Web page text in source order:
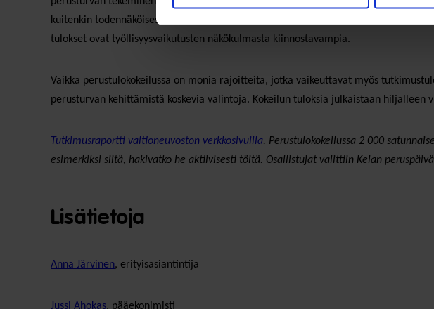
kuitenkin todennäköisesti edistää myös työllistymistä. Perustulon saaminen
tulokset ovat työllisyysvaikutusten näkökulmasta kiinnostavampia.
Vaikka perustulokokeilussa on monia rajoitteita, jotka vaikeuttavat myös
perusturvan kehittämistä koskevia valintoja. Kokeilun tuloksia julkaistaan
Tutkimusraportti valtioneuvoston verkkosivuilla. Perustulokokeilussa 2 000
esimerkiksi siitä, hakivatko he aktiivisesti töitä. Osallistujat valittiin Kelan
Lisätietoja
Anna Järvinen, erityisasiantintija
Jussi Ahokas, pääekonimisti